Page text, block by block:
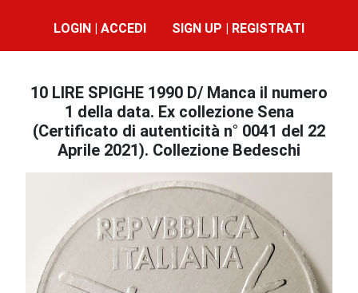
LOGIN | ACCEDI SIGN UP | REGISTRATI
10 LIRE SPIGHE 1990 D/ Manca il numero
1 della data. Ex collezione Sena
(Certificato di autenticità n° 0041 del 22
Aprile 2021). Collezione Bedeschi